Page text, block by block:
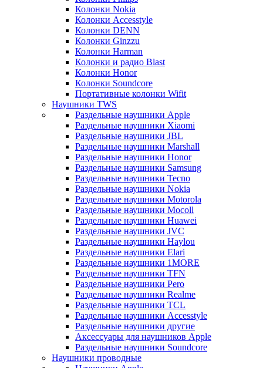
Колонки Nokia
Колонки Accesstyle
Колонки DENN
Колонки Ginzzu
Колонки Harman
Колонки и радио Blast
Колонки Honor
Колонки Soundcore
Портативные колонки Wifit
Наушники TWS
Раздельные наушники Apple
Раздельные наушники Xiaomi
Раздельные наушники JBL
Раздельные наушники Marshall
Раздельные наушники Honor
Раздельные наушники Samsung
Раздельные наушники Tecno
Раздельные наушники Nokia
Раздельные наушники Motorola
Раздельные наушники Mocoll
Раздельные наушники Huawei
Раздельные наушники JVC
Раздельные наушники Haylou
Раздельные наушники Elari
Раздельные наушники 1MORE
Раздельные наушники TFN
Раздельные наушники Pero
Раздельные наушники Realme
Раздельные наушники TCL
Раздельные наушники Accesstyle
Раздельные наушники другие
Аксессуары для наушников Apple
Раздельные наушники Soundcore
Наушники проводные